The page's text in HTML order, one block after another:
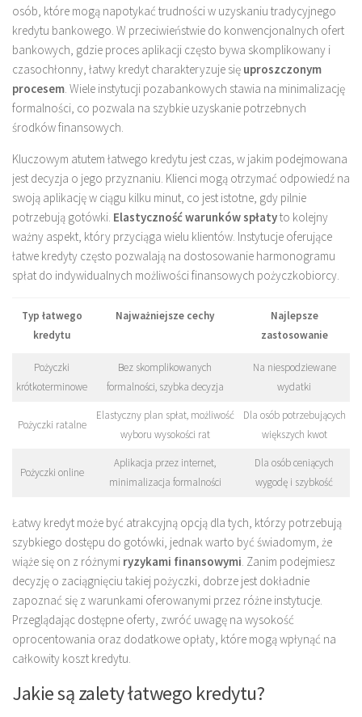
osób, które mogą napotykać trudności w uzyskaniu tradycyjnego
kredytu bankowego. W przeciwieństwie do konwencjonalnych ofert
bankowych, gdzie proces aplikacji często bywa skomplikowany i
czasochłonny, łatwy kredyt charakteryzuje się uproszczonym
procesem. Wiele instytucji pozabankowych stawia na minimalizację
formalności, co pozwala na szybkie uzyskanie potrzebnych
środków finansowych.
Kluczowym atutem łatwego kredytu jest czas, w jakim podejmowana
jest decyzja o jego przyznaniu. Klienci mogą otrzymać odpowiedź na
swoją aplikację w ciągu kilku minut, co jest istotne, gdy pilnie
potrzebują gotówki. Elastyczność warunków spłatyto kolejny
ważny aspekt, który przyciąga wielu klientów. Instytucje oferujące
łatwe kredyty często pozwalają na dostosowanie harmonogramu
spłat do indywidualnych możliwości finansowych pożyczkobiorcy.
Typ łatwego
kredytu
Najważniejsze cechy
Najlepsze
zastosowanie
Pożyczki
krótkoterminowe
Bez skomplikowanych
formalności, szybka decyzja
Na niespodziewane
wydatki
Pożyczki ratalne
Elastyczny plan spłat, możliwość
wyboru wysokości rat
Dla osób potrzebujących
większych kwot
Pożyczki online
Aplikacja przez internet,
minimalizacja formalności
Dla osób ceniących
wygodę i szybkość
Łatwy kredyt może być atrakcyjną opcją dla tych, którzy potrzebują
szybkiego dostępu do gotówki, jednak warto być świadomym, że
wiąże się on z różnymi ryzykami finansowymi . Zanim podejmiesz
decyzję o zaciągnięciu takiej pożyczki, dobrze jest dokładnie
zapoznać się z warunkami oferowanymi przez różne instytucje.
Przeglądając dostępne oferty, zwróć uwagę na wysokość
oprocentowania oraz dodatkowe opłaty, które mogą wpłynąć na
całkowity koszt kredytu.
Jakie są zalety łatwego kredytu?